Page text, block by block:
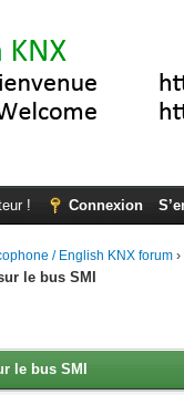
! Connexion
/ English KNX forum ›
le bus SMI
le bus SMI